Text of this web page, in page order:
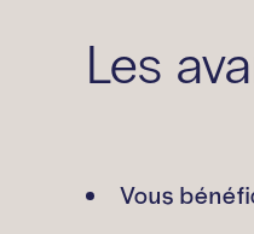
Les
Vous